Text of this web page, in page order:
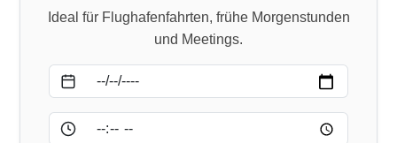
Ideal für Flughafenfahrten, frühe Morgenstunden
und Meetings.